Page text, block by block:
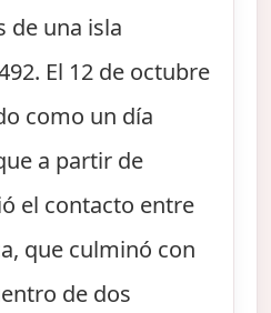
de una isla
El 12 de octubre
como un día
a partir de
el contacto entre
que culminó con
de dos